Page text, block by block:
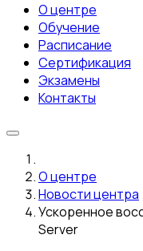
О центре
Обучение
Расписание
Сертификация
Экзамены
Контакты
О центре
Новости центра
Ускоренное
Server